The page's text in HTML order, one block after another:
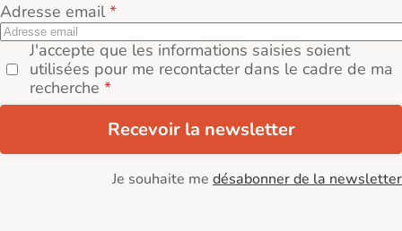
Adresse email
J'accepte que les informations saisies soient
utilisées pour me recontacter dans le cadre de ma
recherche
Recevoir la newsletter
Je souhaite me désabonner de la newsletter